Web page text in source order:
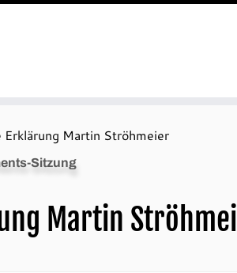
Erklärung Martin Ströhmeier
Sitzung
Martin